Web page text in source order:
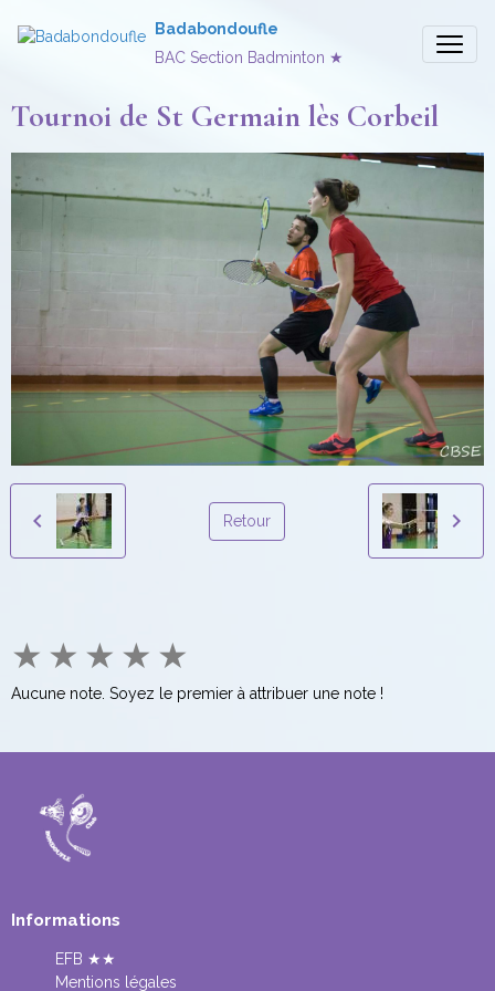
Badabondoufle
BAC Section Badminton ★
Tournoi de St Germain lès Corbeil
Retour
★ ★ ★ ★ ★
Aucune note. Soyez le premier à attribuer une note !
Informations
EFB ★★
Mentions légales